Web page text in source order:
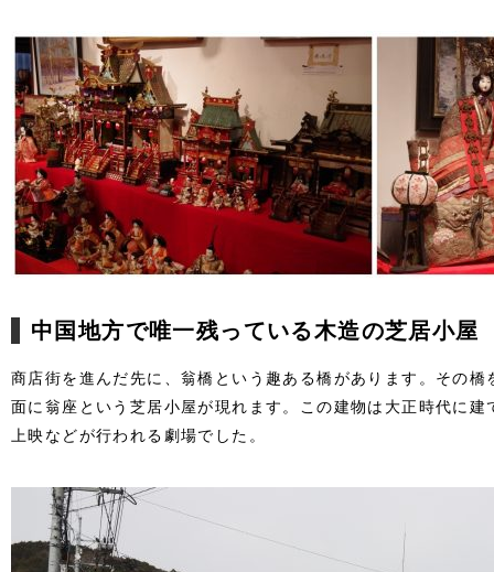
中国地方で唯一残っている木造の芝居小屋
商店街を進んだ先に、翁橋という趣ある橋があります。その
面に翁座という芝居小屋が現れます。この建物は大正時代に
上映などが行われる劇場でした。